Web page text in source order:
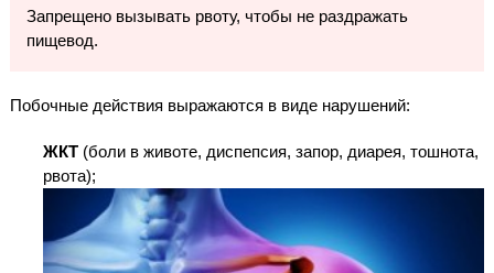
Запрещено вызывать рвоту, чтобы не раздражать
пищевод.
Побочные действия выражаются в виде нарушений:
ЖКТ(боли в животе, диспепсия, запор, диарея, тошнота,
рвота);